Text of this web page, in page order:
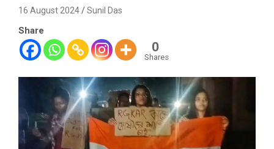
16 August 2024 Sunil Das
Share
0
Shares